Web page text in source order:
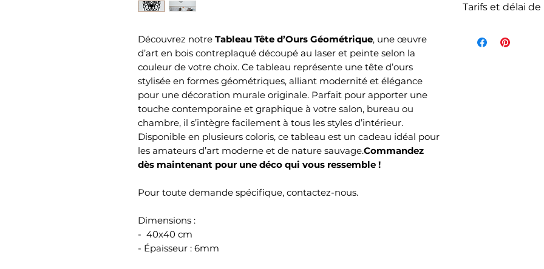
Découvrez notre Tableau Tête d’Ours Géométrique, une œuvre
d’art en bois contreplaqué découpé au laser et peinte selon la
couleur de votre choix. Ce tableau représente une tête d’ours
stylisée en formes géométriques, alliant modernité et élégance
pour une décoration murale originale. Parfait pour apporter une
touche contemporaine et graphique à votre salon, bureau ou
chambre, il s’intègre facilement à tous les styles d’intérieur.
Disponible en plusieurs coloris, ce tableau est un cadeau idéal pour
les amateurs d’art moderne et de nature sauvage.Commandez
dès maintenant pour une déco qui vous ressemble !
Pour toute demande spécifique, contactez-nous.
Dimensions :
- 40x40 cm
- Épaisseur : 6mm
Tarifs et délai de
de l'article et